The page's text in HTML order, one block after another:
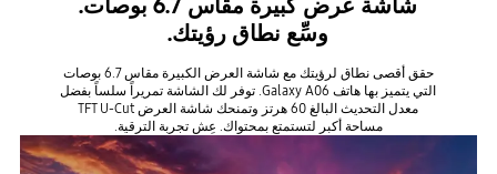
وسِّع نطاق رؤيتك.
حقق أقصى نطاق لرؤيتك مع شاشة العرض الكبيرة مقاس 6.7 بوصات
التي يتميز بها هاتف Galaxy A06. توفر لك الشاشة تمريراً سلساً بفضل
معدل التحديث البالغ 60 هرتز وتمنحك شاشة العرض TFT U-Cut
مساحة أكبر لتستمتع بمحتواك. عِش تجربة الترقية.